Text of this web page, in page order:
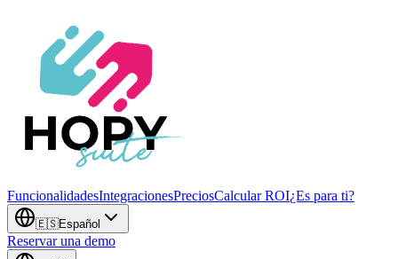
FuncionalidadesIntegracionesPreciosCalcular ROI¿Es para ti?
🇪🇸Español
Reservar una demo